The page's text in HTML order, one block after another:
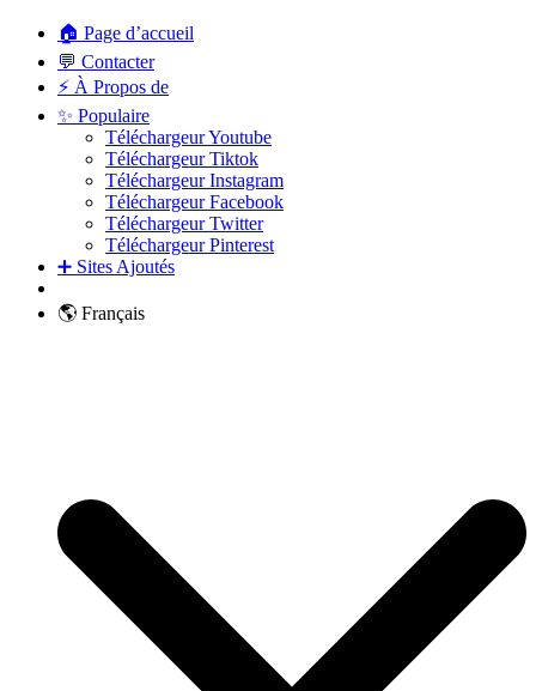
🏠 Page d’accueil
💬 Contacter
⚡ À Propos de
✨ Populaire
Téléchargeur Youtube
Téléchargeur Tiktok
Téléchargeur Instagram
Téléchargeur Facebook
Téléchargeur Twitter
Téléchargeur Pinterest
➕ Sites Ajoutés
🌎 Français